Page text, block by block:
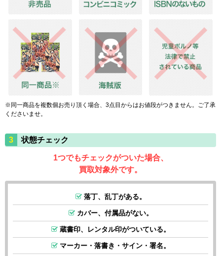
※同一商品を複数個お売り頂く場合、3点目からはお値段がつきません。ご了承
くださいませ。
状態チェック
1つでもチェックがついた場合、
買取対象外です。
落丁、乱丁がある。
カバー、付属品がない。
蔵書印、レンタル印がついている。
マーカー・落書き・サイン・署名。